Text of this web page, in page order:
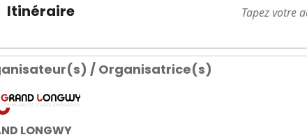
Itinéraire
/ Organisatrice(s)
LONGWY